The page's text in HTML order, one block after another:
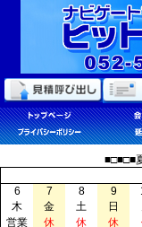
■□■□■
6
7 8 9
木
金 土 日
営業
休 休 休